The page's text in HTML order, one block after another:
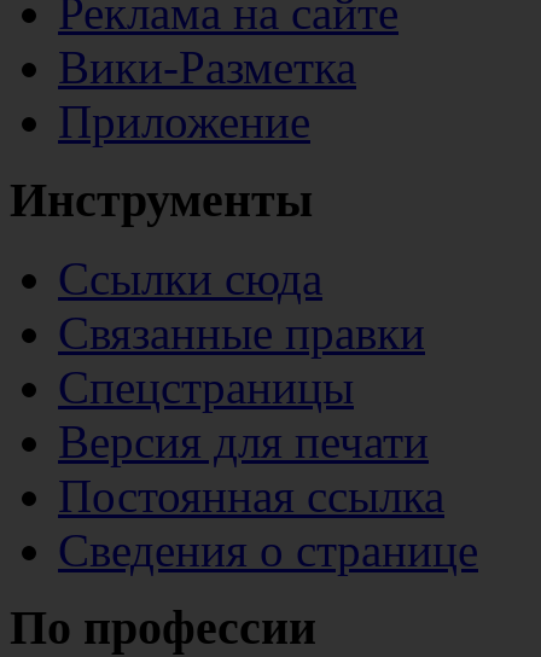
Реклама на сайте
Вики-Разметка
Приложение
Инструменты
Ссылки сюда
Связанные правки
Спецстраницы
Версия для печати
Постоянная ссылка
Сведения о странице
По профессии